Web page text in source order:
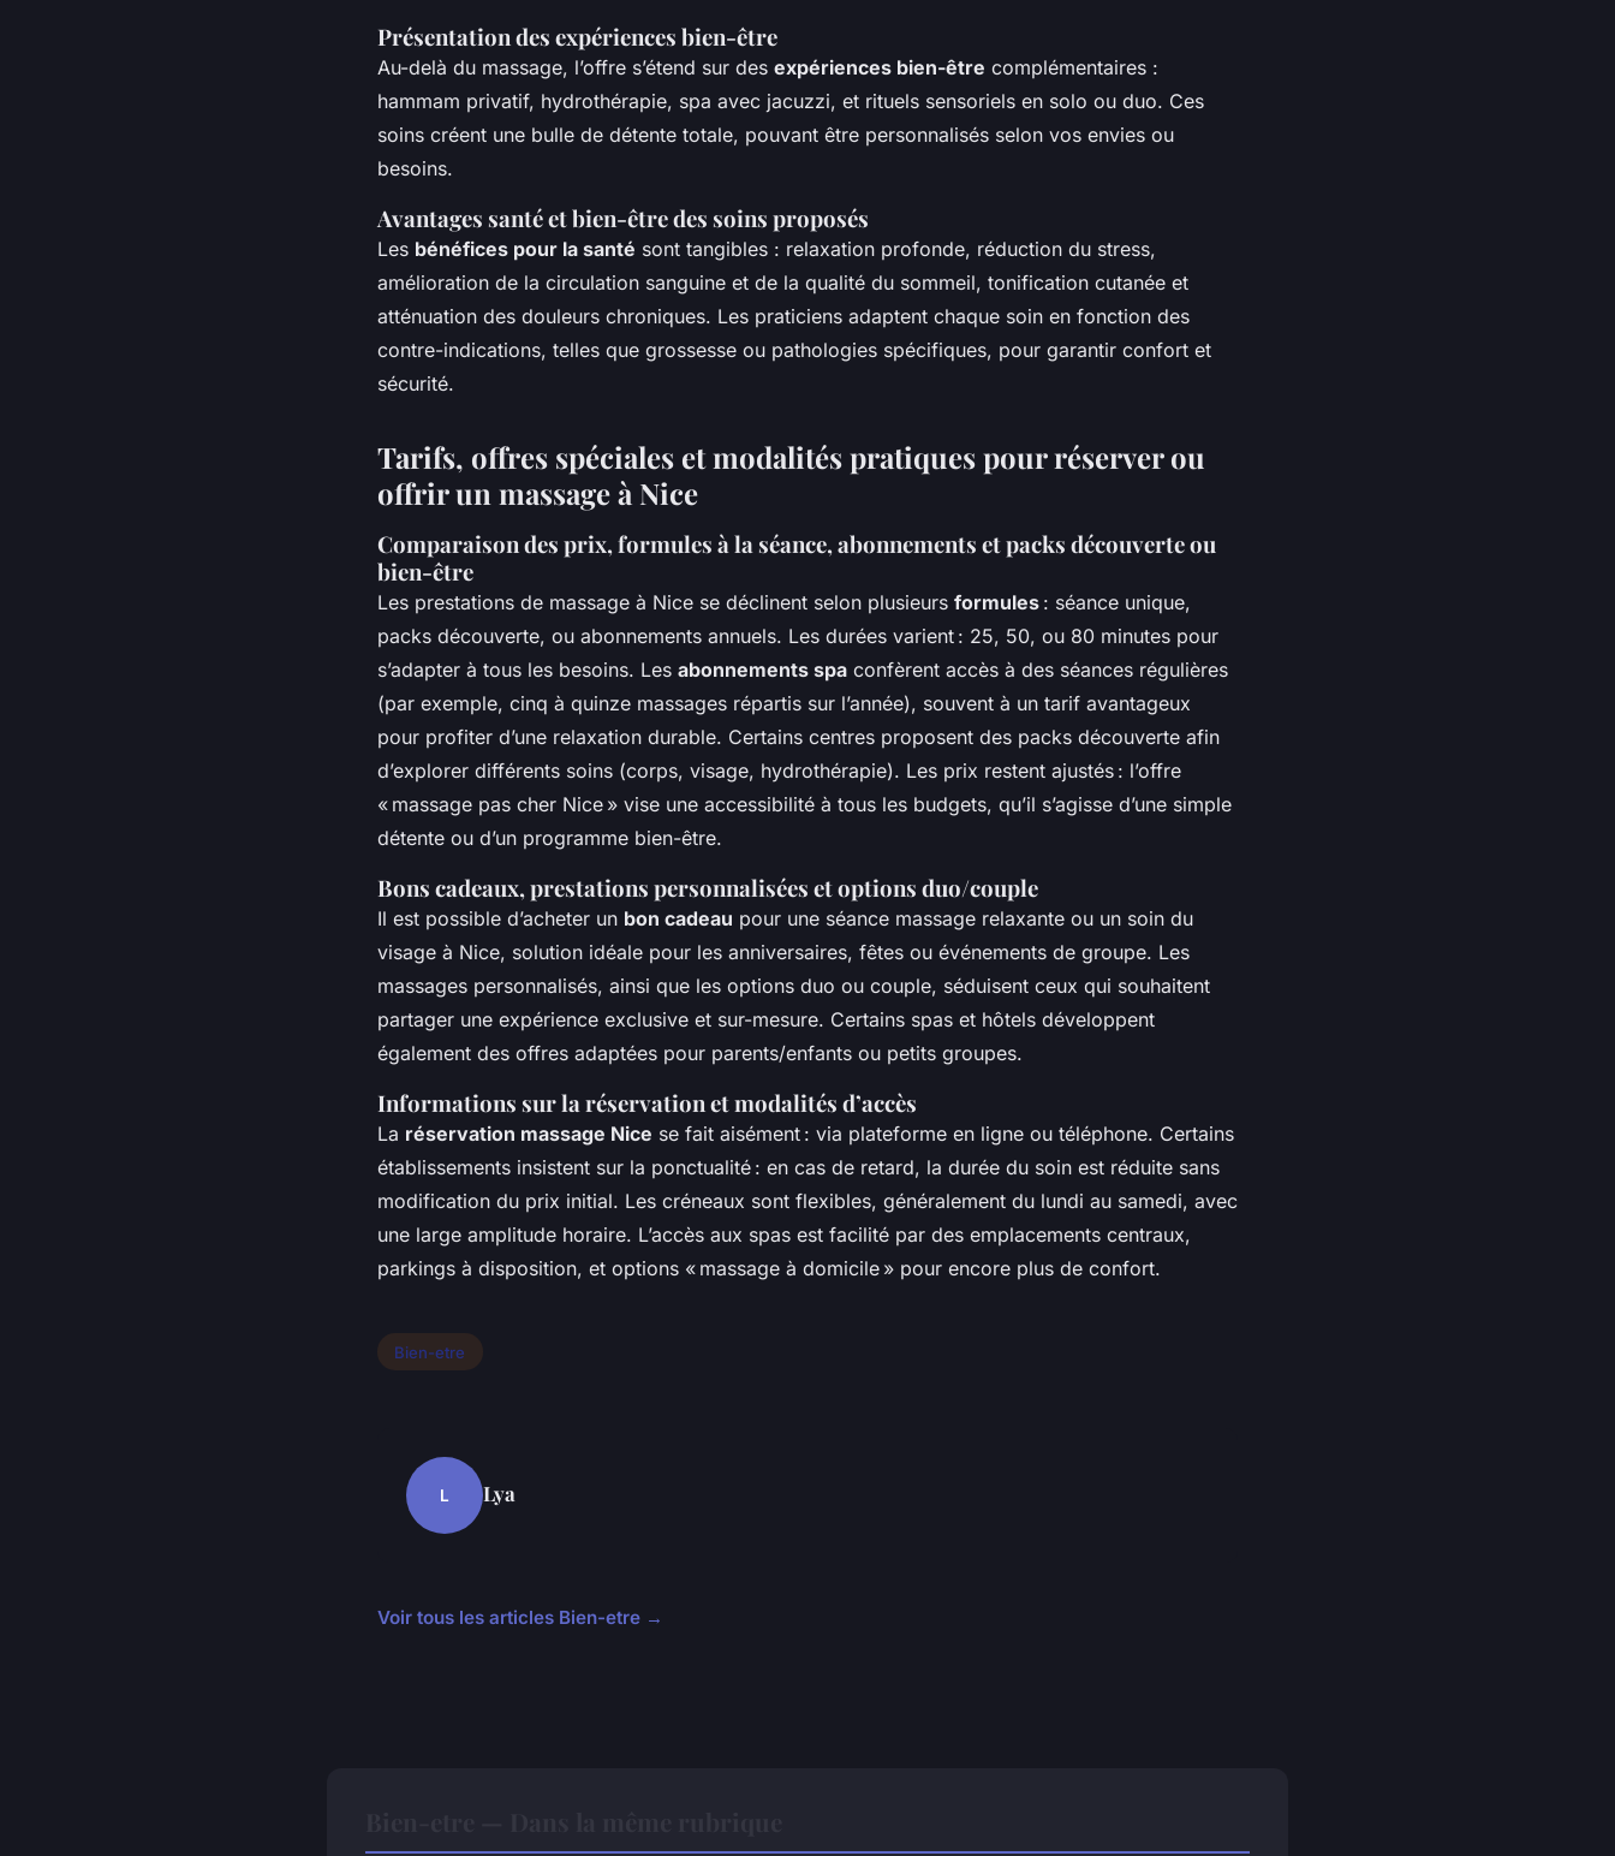
Présentation des expériences bien-être
Au-delà du massage, l’offre s’étend sur des expériences bien-être complémentaires :
hammam privatif, hydrothérapie, spa avec jacuzzi, et rituels sensoriels en solo ou duo. Ces
soins créent une bulle de détente totale, pouvant être personnalisés selon vos envies ou
besoins.
Avantages santé et bien-être des soins proposés
Les bénéfices pour la santé sont tangibles : relaxation profonde, réduction du stress,
amélioration de la circulation sanguine et de la qualité du sommeil, tonification cutanée et
atténuation des douleurs chroniques. Les praticiens adaptent chaque soin en fonction des
contre-indications, telles que grossesse ou pathologies spécifiques, pour garantir confort et
sécurité.
Tarifs, offres spéciales et modalités pratiques pour réserver ou
offrir un massage à Nice
Comparaison des prix, formules à la séance, abonnements et packs découverte ou
bien-être
Les prestations de massage à Nice se déclinent selon plusieurs formules : séance unique,
packs découverte, ou abonnements annuels. Les durées varient : 25, 50, ou 80 minutes pour
s’adapter à tous les besoins. Les abonnements spa confèrent accès à des séances régulières
(par exemple, cinq à quinze massages répartis sur l’année), souvent à un tarif avantageux
pour profiter d’une relaxation durable. Certains centres proposent des packs découverte afin
d’explorer différents soins (corps, visage, hydrothérapie). Les prix restent ajustés : l’offre
« massage pas cher Nice » vise une accessibilité à tous les budgets, qu’il s’agisse d’une simple
détente ou d’un programme bien-être.
Bons cadeaux, prestations personnalisées et options duo/couple
Il est possible d’acheter un bon cadeau pour une séance massage relaxante ou un soin du
visage à Nice, solution idéale pour les anniversaires, fêtes ou événements de groupe. Les
massages personnalisés, ainsi que les options duo ou couple, séduisent ceux qui souhaitent
partager une expérience exclusive et sur-mesure. Certains spas et hôtels développent
également des offres adaptées pour parents/enfants ou petits groupes.
Informations sur la réservation et modalités d’accès
La réservation massage Nice se fait aisément : via plateforme en ligne ou téléphone. Certains
établissements insistent sur la ponctualité : en cas de retard, la durée du soin est réduite sans
modification du prix initial. Les créneaux sont flexibles, généralement du lundi au samedi, avec
une large amplitude horaire. L’accès aux spas est facilité par des emplacements centraux,
parkings à disposition, et options « massage à domicile » pour encore plus de confort.
Bien-etre
L Lya
Voir tous les articles Bien-etre →